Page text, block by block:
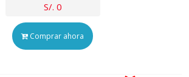
S/. 0
Comprar ahora